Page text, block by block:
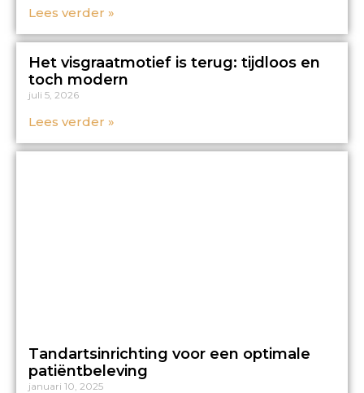
Lees verder »
Het visgraatmotief is terug: tijdloos en
toch modern
juli 5, 2026
Lees verder »
Tandartsinrichting voor een optimale
patiëntbeleving
januari 10, 2025